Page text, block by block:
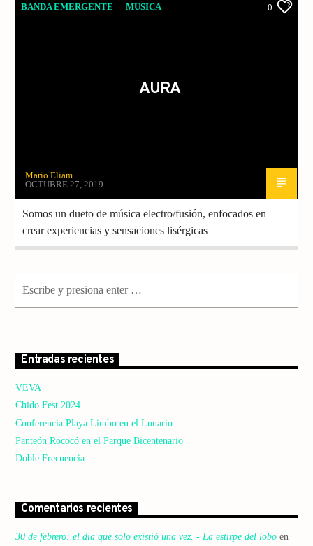
BANDA EMERGENTE MUSICA 0
AURA
Mario Eliam
OCTUBRE 27, 2019
Somos un dueto de música electro/fusión, enfocados en
crear experiencias y sensaciones lisérgicas
Entradas recientes
VEVA
Chido Fest 2024
Conferencia Playa Limbo en el Lunario
Panteón Rococó en el Parque Bicentenario
Doble Frecuencia
Comentarios recientes
30 de febrero: el día que solo existió una vez. - La estirpe del lobo en